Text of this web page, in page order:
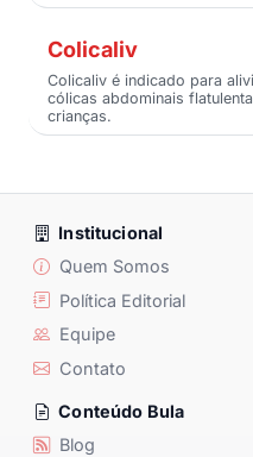
Colicaliv
Colicaliv é indicado para
cólicas abdominais
crianças.
Institucional
Quem Somos
Política Editorial
Equipe
Contato
Conteúdo Bula
Blog